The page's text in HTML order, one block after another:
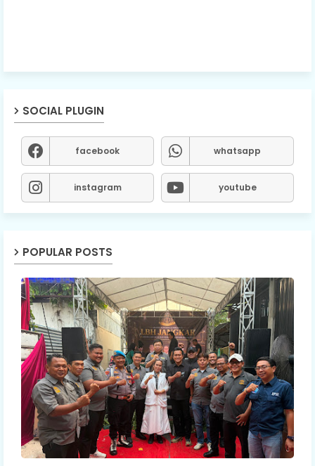
SOCIAL PLUGIN
facebook whatsapp
instagram youtube
POPULAR POSTS